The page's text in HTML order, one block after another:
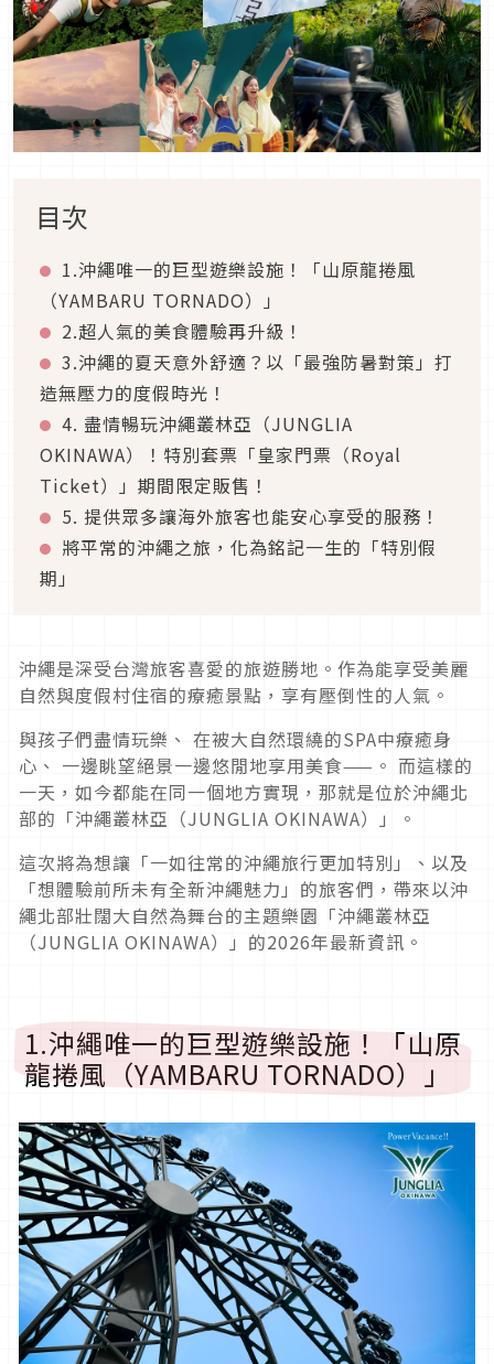
目次
1.沖繩唯一的巨型遊樂設施！「山原龍捲風
（YAMBARU TORNADO）」
2.超人氣的美食體驗再升級！
3.沖繩的夏天意外舒適？以「最強防暑對策」打
造無壓力的度假時光！
4. 盡情暢玩沖繩叢林亞（JUNGLIA
OKINAWA）！特別套票「皇家門票（Royal
Ticket）」期間限定販售！
5. 提供眾多讓海外旅客也能安心享受的服務！
將平常的沖繩之旅，化為銘記一生的「特別假
期」
沖繩是深受台灣旅客喜愛的旅遊勝地。作為能享受美麗
自然與度假村住宿的療癒景點，享有壓倒性的人氣。
與孩子們盡情玩樂、 在被大自然環繞的SPA中療癒身
心、 一邊眺望絕景一邊悠閒地享用美食——。 而這樣的
一天，如今都能在同一個地方實現，那就是位於沖繩北
部的「沖繩叢林亞（JUNGLIA OKINAWA）」。
這次將為想讓「一如往常的沖繩旅行更加特別」、以及
「想體驗前所未有全新沖繩魅力」的旅客們，帶來以沖
繩北部壯闊大自然為舞台的主題樂園「沖繩叢林亞
（JUNGLIA OKINAWA）」的2026年最新資訊。
1.沖繩唯一的巨型遊樂設施！「山原
龍捲風（YAMBARU TORNADO）」